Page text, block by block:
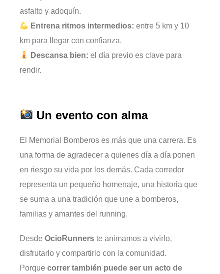
asfalto y adoquín.
Entrena ritmos intermedios: entre 5 km y 10
km para llegar con confianza.
Descansa bien: el día previo es clave para
rendir.
Un evento con alma
El Memorial Bomberos es más que una carrera. Es
una forma de agradecer a quienes día a día ponen
en riesgo su vida por los demás. Cada corredor
representa un pequeño homenaje, una historia que
se suma a una tradición que une a bomberos,
familias y amantes del running.
Desde OcioRunners te animamos a vivirlo,
disfrutarlo y compartirlo con la comunidad.
Porque correr también puede ser un acto de